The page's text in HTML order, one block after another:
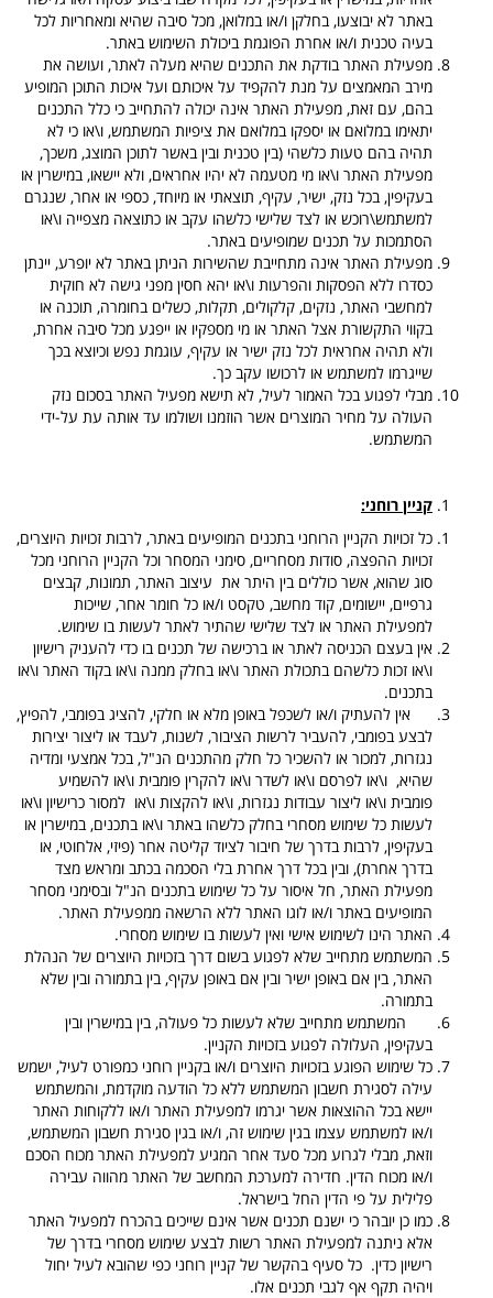
באתר לא יבוצעו, בחלקן ו/או במלואן, מכל סיבה שהיא ומאחריות לכל
בעיה טכנית ו/או אחרת הפוגמת ביכולת השימוש באתר.
מפעילת האתר בודקת את התכנים שהיא מעלה לאתר, ועושה את
מירב המאמצים על מנת להקפיד על איכותם ועל איכות התוכן המופיע
בהם, עם זאת, מפעילת האתר אינה יכולה להתחייב כי כלל התכנים
יתאימו במלואם או יספקו במלואם את ציפיות המשתמש, ו\או כי לא
תהיה בהם טעות כלשהי (בין טכנית ובין באשר לתוכן המוצג, משכך,
מפעילת האתר ו\או מי מטעמה לא יהיו אחראים, ולא יישאו, במישרין או
בעקיפין, בכל נזק, ישיר, עקיף, תוצאתי או מיוחד, כספי או אחר, שנגרם
למשתמש\רוכש או לצד שלישי כלשהו עקב או כתוצאה מצפייה ו\או
הסתמכות על תכנים שמופיעים באתר.
מפעילת האתר אינה מתחייבת שהשירות הניתן באתר לא יופרע, יינתן
כסדרו ללא הפסקות והפרעות ו\או יהא חסין מפני גישה לא חוקית
למחשבי האתר, נזקים, קלקולים, תקלות, כשלים בחומרה, תוכנה או
בקווי התקשורת אצל האתר או מי מספקיו או ייפגע מכל סיבה אחרת,
ולא תהיה אחראית לכל נזק ישיר או עקיף, עוגמת נפש וכיוצא בכך
שייגרמו למשתמש או לרכושו עקב כך.
מבלי לפגוע בכל האמור לעיל, לא תישא מפעיל האתר בסכום נזק
העולה על מחיר המוצרים אשר הוזמנו ושולמו עד אותה עת על-ידי
המשתמש.
קניין רוחני:
כל זכויות הקניין הרוחני בתכנים המופיעים באתר, לרבות זכויות היוצרים,
זכויות ההפצה, סודות מסחריים, סימני המסחר וכל הקניין הרוחני מכל
סוג שהוא, אשר כוללים בין היתר את עיצוב האתר, תמונות, קבצים
גרפיים, יישומים, קוד מחשב, טקסט ו/או כל חומר אחר, שייכות
למפעילת האתר או לצד שלישי שהתיר לאתר לעשות בו שימוש.
אין בעצם הכניסה לאתר או ברכישה של תכנים בו כדי להעניק רישיון
ו\או זכות כלשהם בתכולת האתר ו\או בחלק ממנה ו\או בקוד האתר ו\או
בתכנים.
אין להעתיק ו/או לשכפל באופן מלא או חלקי, להציג בפומבי, להפיץ,
לבצע בפומבי, להעביר לרשות הציבור, לשנות, לעבד או ליצור יצירות
נגזרות, למכור או להשכיר כל חלק מהתכנים הנ"ל, בכל אמצעי ומדיה
שהיא, ו\או לפרסם ו\או לשדר ו\או להקרין פומבית ו\או להשמיע
פומבית ו\או ליצור עבודות נגזרות, ו\או להקצות ו\או למסור כרישיון ו\או
לעשות כל שימוש מסחרי בחלק כלשהו באתר ו\או בתכנים, במישרין או
בעקיפין, לרבות בדרך של חיבור לציוד קליטה אחר (פיזי, אלחוטי, או
בדרך אחרת), ובין בכל דרך אחרת בלי הסכמה בכתב ומראש מצד
מפעילת האתר, חל איסור על כל שימוש בתכנים הנ"ל ובסימני מסחר
המופיעים באתר ו/או לוגו האתר ללא הרשאה ממפעילת האתר.
האתר הינו לשימוש אישי ואין לעשות בו שימוש מסחרי.
המשתמש מתחייב שלא לפגוע בשום דרך בזכויות היוצרים של הנהלת
האתר, בין אם באופן ישיר ובין אם באופן עקיף, בין בתמורה ובין שלא
בתמורה.
המשתמש מתחייב שלא לעשות כל פעולה, בין במישרין ובין
בעקיפין, העלולה לפגוע בזכויות הקניין.
כל שימוש הפוגע בזכויות היוצרים ו/או בקניין רוחני כמפורט לעיל, ישמש
עילה לסגירת חשבון המשתמש ללא כל הודעה מוקדמת, והמשתמש
יישא בכל ההוצאות אשר יגרמו למפעילת האתר ו/או ללקוחות האתר
ו/או למשתמש עצמו בגין שימוש זה, ו/או בגין סגירת חשבון המשתמש,
וזאת, מבלי לגרוע מכל סעד אחר המגיע למפעילת האתר מכוח הסכם
ו/או מכוח הדין. חדירה למערכת המחשב של האתר מהווה עבירה
פלילית על פי הדין החל בישראל.
כמו כן יובהר כי ישנם תכנים אשר אינם שייכים בהכרח למפעיל האתר
אלא ניתנה למפעילת האתר רשות לבצע שימוש מסחרי בדרך של
רישיון כדין. כל סעיף בהקשר של קניין רוחני כפי שהובא לעיל יחול
ויהיה תקף אף לגבי תכנים אלו.